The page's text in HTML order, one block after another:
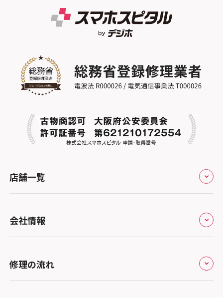
店舗一覧
北海道・東北
スマホスピタル大丸札幌
関東
スマホスピタル宇都宮
北陸・甲信越
会社情報
会社概要
修理の流れ